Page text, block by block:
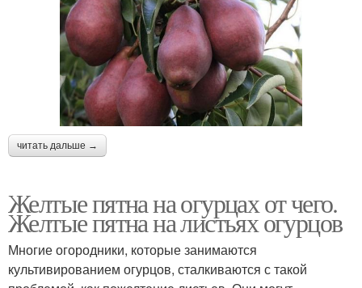
читать дальше →
Желтые пятна на огурцах от чего.
Желтые пятна на листьях огурцов
Многие огородники, которые занимаются
культивированием огурцов, сталкиваются с такой